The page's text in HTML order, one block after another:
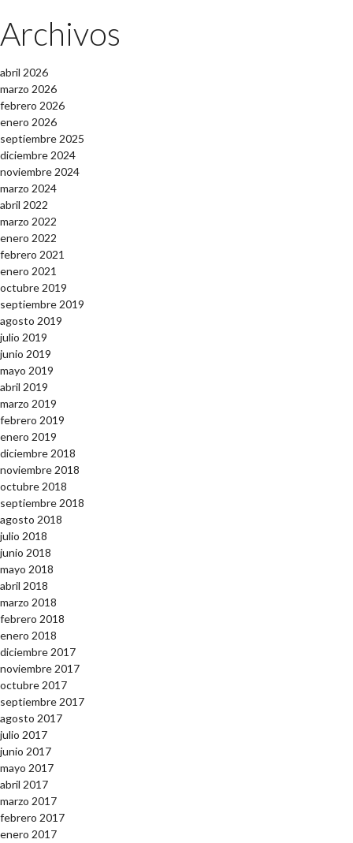
Archivos
abril 2026
marzo 2026
febrero 2026
enero 2026
septiembre 2025
diciembre 2024
noviembre 2024
marzo 2024
abril 2022
marzo 2022
enero 2022
febrero 2021
enero 2021
octubre 2019
septiembre 2019
agosto 2019
julio 2019
junio 2019
mayo 2019
abril 2019
marzo 2019
febrero 2019
enero 2019
diciembre 2018
noviembre 2018
octubre 2018
septiembre 2018
agosto 2018
julio 2018
junio 2018
mayo 2018
abril 2018
marzo 2018
febrero 2018
enero 2018
diciembre 2017
noviembre 2017
octubre 2017
septiembre 2017
agosto 2017
julio 2017
junio 2017
mayo 2017
abril 2017
marzo 2017
febrero 2017
enero 2017